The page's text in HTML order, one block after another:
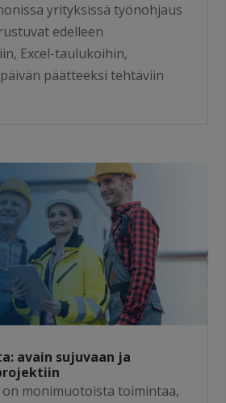
yrityksissä työnohjaus
edelleen
Excel-taulukoihin,
päätteeksi tehtäviin
avain sujuvaan ja
monimuotoista toimintaa,